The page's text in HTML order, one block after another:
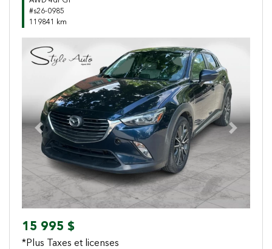
#s26-0985
119841 km
Previous Next
15 995 $
*Plus Taxes et licenses